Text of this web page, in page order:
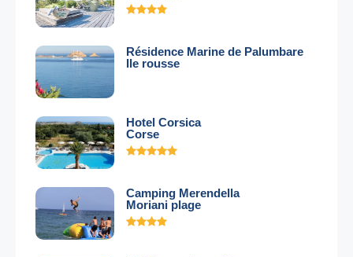
Résidence Marine de Palumbare
Ile rousse
Hotel Corsica
Corse
Camping Merendella
Moriani plage